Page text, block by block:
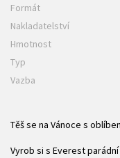
Formát
Nakladatelství
Hmotnost
Typ
Vazba
Těš se na Vánoce s
Vyrob si s Everest